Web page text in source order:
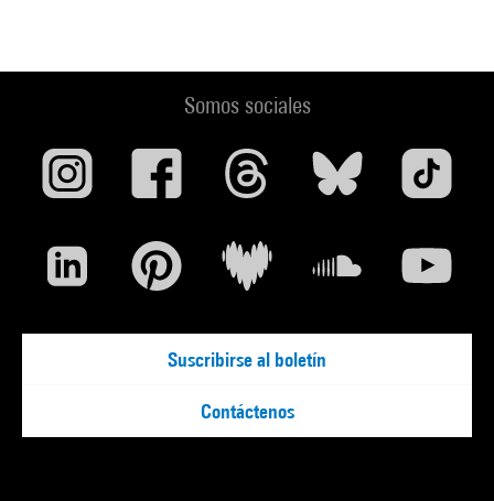
Somos sociales
Suscribirse al boletín
Contáctenos